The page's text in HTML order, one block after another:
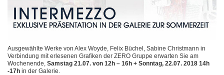
Ausgewählte Werke von Alex Woyde, Felix Büchel, Sabine Christmann in
Verbindung mit erlesenen Grafiken der ZERO Gruppe erwarten Sie am
Wochenende, Samstag 21.07. von 12h – 16h + Sonntag, 22.07. 2018 14h
-17h in der Galerie.